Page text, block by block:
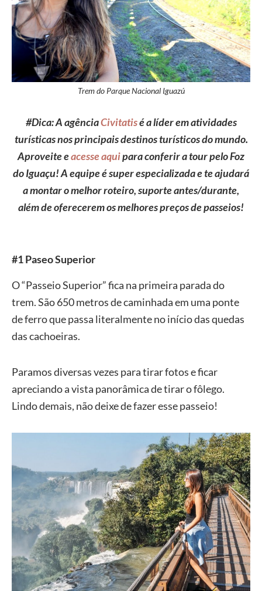
Trem do Parque Nacional Iguazú
#Dica: A agênciaCivitatisé a líder em atividades
turísticas nos principais destinos turísticos do mundo.
Aproveite eacesse aquipara conferir a tour pelo Foz
do Iguaçu! A equipe é super especializada e te ajudará
a montar o melhor roteiro, suporte antes/durante,
além de oferecerem os melhores preços de passeios!
#1 Paseo Superior
O “Passeio Superior” fica na primeira parada do
trem. São 650 metros de caminhada em uma ponte
de ferro que passa literalmente no início das quedas
das cachoeiras.
Paramos diversas vezes para tirar fotos e ficar
apreciando a vista panorâmica de tirar o fôlego.
Lindo demais, não deixe de fazer esse passeio!